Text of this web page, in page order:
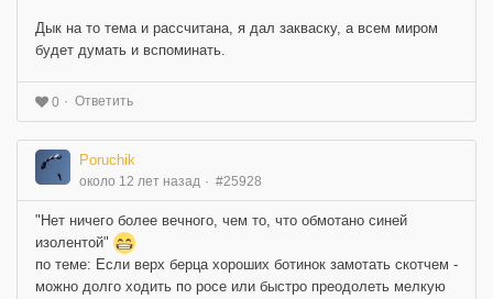
Дык на то тема и рассчитана, я дал закваску, а всем миром
будет думать и вспоминать.
0 Ответить
Poruchik
около 12 лет назад #25928
"Нет ничего более вечного, чем то, что обмотано синей
изолентой"
по теме: Если верх берца хороших ботинок замотать скотчем -
можно долго ходить по росе или быстро преодолеть мелкую